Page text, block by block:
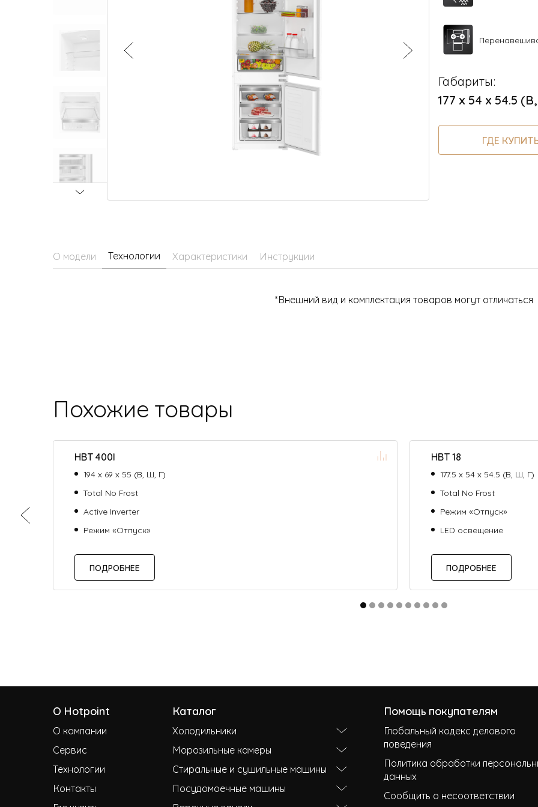
Габариты:
177 х 54 х 54.5
ГДЕ
О модели Технологии Характеристики Инструкции
*Внешний вид и комплектация товаров могут отличаться
Похожие товары
HBT 400I
194 х 69 х 55 (В, Ш, Г)
Total No Frost
Active Inverter
Режим «Отпуск»
ПОДРОБНЕЕ
HBT 18
177.5 х 54 х 54.5 (В, Ш, Г)
Total No Frost
Режим «Отпуск»
LED освещение
ПОДРОБНЕЕ
О Hotpoint
О компании
Сервис
Технологии
Контакты
Каталог
Холодильники
Морозильные камеры
Стиральные и сушильные машины
Посудомоечные машины
Помощь покупателям
Глобальный кодекс делового
поведения
Политика обработки
данных
Сообщить о несоответствии